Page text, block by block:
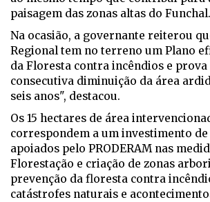
paisagem das zonas altas do Funchal.
Na ocasião, a governante reiterou
Regional tem no terreno um Plano
da Floresta contra incêndios e prova
consecutiva diminuição da área
seis anos", destacou.
Os 15 hectares de área
correspondem a um investimento
apoiados pelo PRODERAM nas
Florestação e criação de zonas
prevenção da floresta contra
catástrofes naturais e